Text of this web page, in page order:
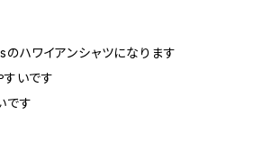
ワイアンシャツになります
いです
です